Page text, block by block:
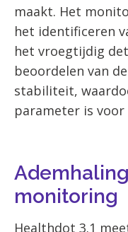
maakt. Het
het identificeren
het vroegtijdig
beoordelen van
stabiliteit,
parameter is
monitoring
Healthdot 3.1